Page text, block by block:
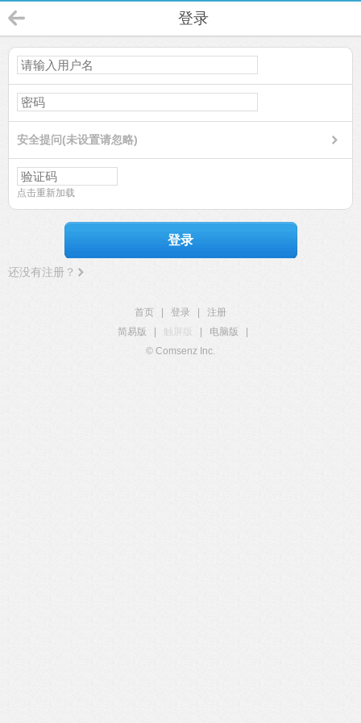
登录
安全提问(未设置请忽略)
点击重新加载
登录
还没有注册？
首页 登录
注册
简易版
触屏版 电脑版
© Comsenz Inc.